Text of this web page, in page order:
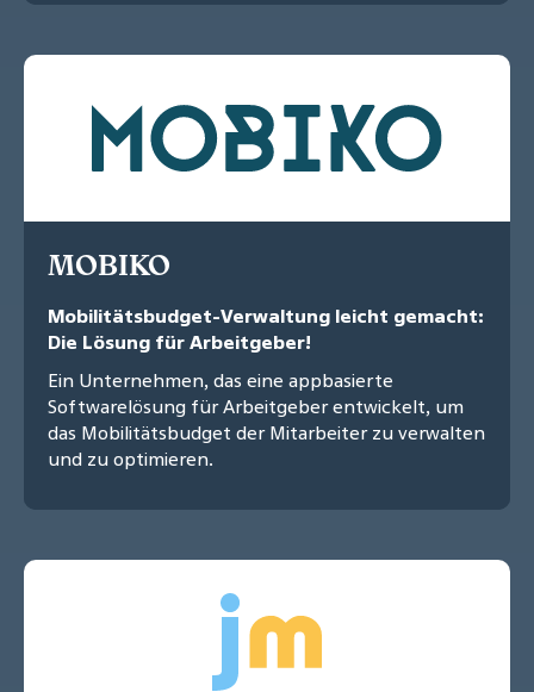
MOBIKO
Mobilitätsbudget-Verwaltung leicht gemacht:
Die Lösung für Arbeitgeber!
Ein Unternehmen, das eine appbasierte
Softwarelösung für Arbeitgeber entwickelt, um
das Mobilitätsbudget der Mitarbeiter zu verwalten
und zu optimieren.